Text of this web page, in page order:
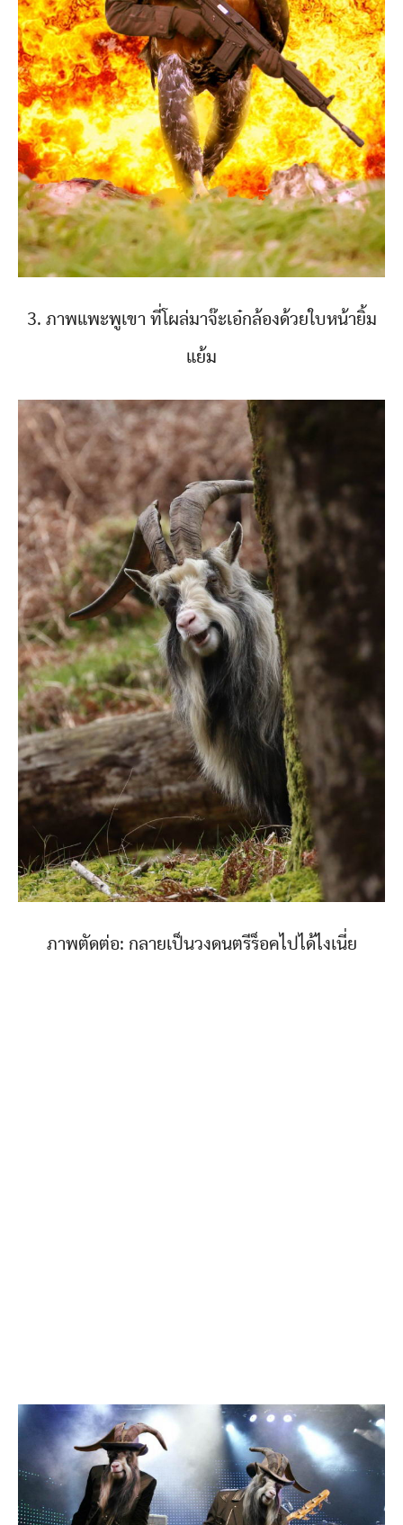
3. ภาพแพะพูเขา ที่โผล่มาจ๊ะเอ๋กล้องด้วยใบหน้ายิ้ม
แย้ม
ภาพตัดต่อ: กลายเป็นวงดนตรีร็อคไปได้ไงเนี่ย